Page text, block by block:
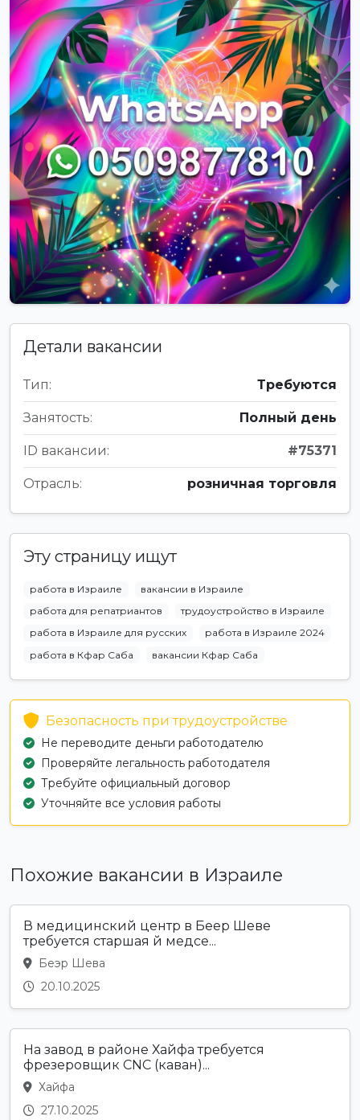
Детали вакансии
Тип: Требуются
Занятость: Полный день
ID вакансии: #75371
Отрасль: розничная торговля
Эту страницу ищут
работа в Израиле
вакансии в Израиле
работа для репатриантов
трудоустройство в Израиле
работа в Израиле для русских
работа в Израиле 2024
работа в Кфар Саба
вакансии Кфар Саба
Безопасность при трудоустройстве
Не переводите деньги работодателю
Проверяйте легальность работодателя
Требуйте официальный договор
Уточняйте все условия работы
Похожие вакансии в Израиле
В медицинский центр в Беер Шеве
требуется старшая й медсе...
Беэр Шева
20.10.2025
На завод в районе Хайфа требуется
фрезеровщик CNC (каван)...
Хайфа
27.10.2025